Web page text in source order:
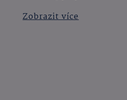
Zobrazit více